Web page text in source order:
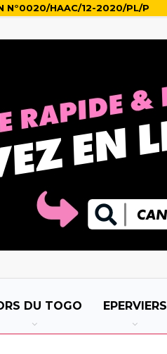
N°0020/HAAC/12-2020/PL/P
DU TOGO EPERVIERS